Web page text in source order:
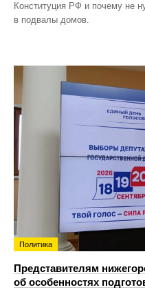
Конституция РФ и почему не
в подвалы домов.
Политика
Представителям
об особенностях